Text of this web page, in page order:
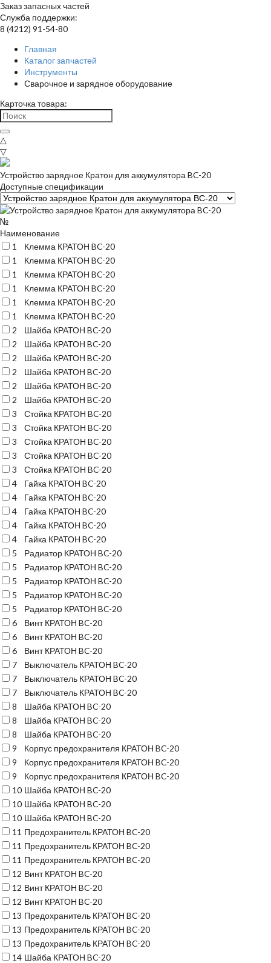
Заказ запасных частей
Служба поддержки:
8 (4212) 91-54-80
Главная
Каталог запчастей
Инструменты
Сварочное и зарядное оборудование
Карточка товара:
△
▽
Устройство зарядное Кратон для аккумулятора BC-20
Доступные спецификации
№
Наименование
1
Клемма КРАТОН BC-20
1
Клемма КРАТОН BC-20
1
Клемма КРАТОН BC-20
1
Клемма КРАТОН BC-20
1
Клемма КРАТОН BC-20
1
Клемма КРАТОН BC-20
2
Шайба КРАТОН BC-20
2
Шайба КРАТОН BC-20
2
Шайба КРАТОН BC-20
2
Шайба КРАТОН BC-20
2
Шайба КРАТОН BC-20
2
Шайба КРАТОН BC-20
3
Стойка КРАТОН BC-20
3
Стойка КРАТОН BC-20
3
Стойка КРАТОН BC-20
3
Стойка КРАТОН BC-20
3
Стойка КРАТОН BC-20
4
Гайка КРАТОН BC-20
4
Гайка КРАТОН BC-20
4
Гайка КРАТОН BC-20
4
Гайка КРАТОН BC-20
4
Гайка КРАТОН BC-20
5
Радиатор КРАТОН BC-20
5
Радиатор КРАТОН BC-20
5
Радиатор КРАТОН BC-20
5
Радиатор КРАТОН BC-20
5
Радиатор КРАТОН BC-20
6
Винт КРАТОН BC-20
6
Винт КРАТОН BC-20
6
Винт КРАТОН BC-20
7
Выключатель КРАТОН BC-20
7
Выключатель КРАТОН BC-20
7
Выключатель КРАТОН BC-20
8
Шайба КРАТОН BC-20
8
Шайба КРАТОН BC-20
8
Шайба КРАТОН BC-20
9
Корпус предохранителя КРАТОН BC-20
9
Корпус предохранителя КРАТОН BC-20
9
Корпус предохранителя КРАТОН BC-20
10 Шайба КРАТОН BC-20
10 Шайба КРАТОН BC-20
10 Шайба КРАТОН BC-20
11 Предохранитель КРАТОН BC-20
11 Предохранитель КРАТОН BC-20
11 Предохранитель КРАТОН BC-20
12 Винт КРАТОН BC-20
12 Винт КРАТОН BC-20
12 Винт КРАТОН BC-20
13 Предохранитель КРАТОН BC-20
13 Предохранитель КРАТОН BC-20
13 Предохранитель КРАТОН BC-20
14 Шайба КРАТОН BC-20